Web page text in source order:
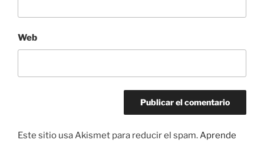
Web
Este sitio usa Akismet para reducir el spam.Aprende